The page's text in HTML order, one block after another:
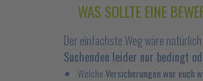
WAS SOLLTE EINE
Der einfachste Weg wäre
Suchenden leider nur bedingt
WelcheVersicherungen war euch